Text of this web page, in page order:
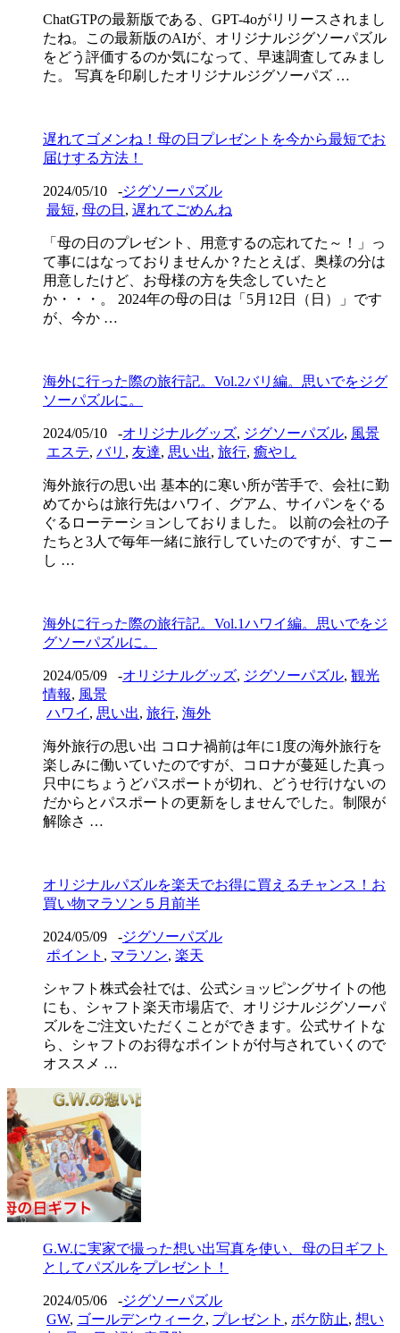
ChatGTPの最新版である、GPT-4oがリリースされまし
たね。この最新版のAIが、オリジナルジグソーパズル
をどう評価するのか気になって、早速調査してみまし
た。 写真を印刷したオリジナルジグソーパズ …
遅れてゴメンね！母の日プレゼントを今から最短でお
届けする方法！
2024/05/10 -ジグソーパズル
最短, 母の日 , 遅れてごめんね
「母の日のプレゼント、用意するの忘れてた～！」っ
て事にはなっておりませんか？たとえば、奥様の分は
用意したけど、お母様の方を失念していたと
か・・・。 2024年の母の日は「5月12日（日）」です
が、今か …
海外に行った際の旅行記。Vol.2バリ編。思いでをジグ
ソーパズルに。
2024/05/10 -オリジナルグッズ, ジグソーパズル, 風景
エステ, バリ , 友達, 思い出, 旅行, 癒やし
海外旅行の思い出 基本的に寒い所が苦手で、会社に勤
めてからは旅行先はハワイ、グアム、サイパンをぐる
ぐるローテーションしておりました。 以前の会社の子
たちと3人で毎年一緒に旅行していたのですが、すこー
し …
海外に行った際の旅行記。Vol.1ハワイ編。思いでをジ
グソーパズルに。
2024/05/09 -オリジナルグッズ, ジグソーパズル, 観光
情報, 風景
ハワイ , 思い出, 旅行, 海外
海外旅行の思い出 コロナ禍前は年に1度の海外旅行を
楽しみに働いていたのですが、コロナが蔓延した真っ
只中にちょうどパスポートが切れ、どうせ行けないの
だからとパスポートの更新をしませんでした。制限が
解除さ …
オリジナルパズルを楽天でお得に買えるチャンス！お
買い物マラソン５月前半
2024/05/09 -ジグソーパズル
ポイント , マラソン, 楽天
シャフト株式会社では、公式ショッピングサイトの他
にも、シャフト楽天市場店で、オリジナルジグソーパ
ズルをご注文いただくことができます。公式サイトな
ら、シャフトのお得なポイントが付与されていくので
オススメ …
G.W.に実家で撮った想い出写真を使い、母の日ギフト
としてパズルをプレゼント！
2024/05/06 -ジグソーパズル
GW, ゴールデンウィーク, プレゼント , ボケ防止, 想い